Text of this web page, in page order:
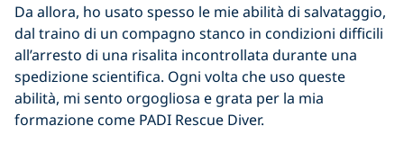
Da allora, ho usato spesso le mie abilità di salvataggio,
dal traino di un compagno stanco in condizioni difficili
all’arresto di una risalita incontrollata durante una
spedizione scientifica. Ogni volta che uso queste
abilità, mi sento orgogliosa e grata per la mia
formazione come PADI Rescue Diver.